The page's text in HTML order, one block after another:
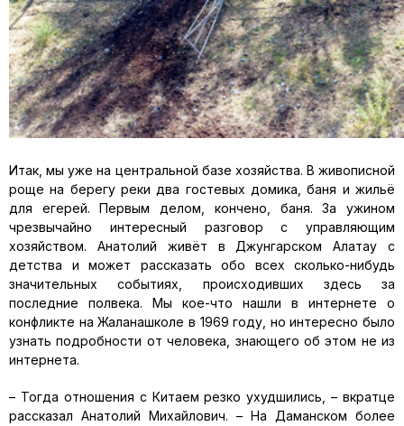
Итак, мы уже на центральной базе хозяйства. В живописной
роще на берегу реки два гостевых домика, баня и жильё
для егерей. Первым делом, кончено, баня. За ужином
чрезвычайно интересный разговор с управляющим
хозяйством. Анатолий живёт в Джунгарском Алатау с
детства и может рассказать обо всех сколько-нибудь
значительных событиях, происходивших здесь за
последние полвека. Мы кое-что нашли в интернете о
конфликте на Жаланашколе в 1969 году, но интересно было
узнать подробности от человека, знающего об этом не из
интернета.
– Тогда отношения с Китаем резко ухудшились, – вкратце
рассказал Анатолий Михайлович. – На Даманском более